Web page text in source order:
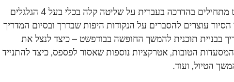
כל סיורי האיזיריידר בבודפשט מתחילים בהדרכה בעברית על שליטה קלה בכלי בעל 4 הגלגלים
עוצרים להסברים על הנקודות היפות שבדרך ובסיום המדריך
בבניית תוכנית להמשך החופשה בבודפשט – כיצד לנצל את
הטובות, אטרקציות נוספות שאסור לפספס, כיצד להתנייד
הטיול, ועוד.